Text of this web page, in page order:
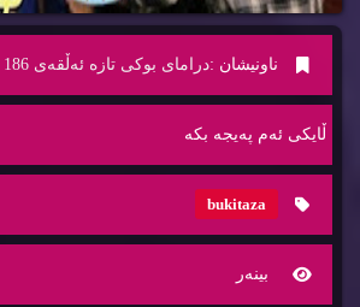
ناونیشان :درامای بوکی تازە ئەڵقەی 186 buki taza
ڵایكی ئه‌م په‌یجه‌ بكه‌
bukitaza
بینه‌ر